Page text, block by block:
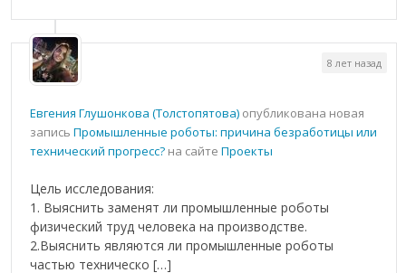
Евгения Глушонкова (Толстопятова) опубликована новая
запись Промышленные роботы: причина безработицы или
технический прогресс? на сайте Проекты
8 лет назад
Цель исследования:
1. Выяснить заменят ли промышленные роботы
физический труд человека на производстве.
2.Выяснить являются ли промышленные роботы
частью техническо […]